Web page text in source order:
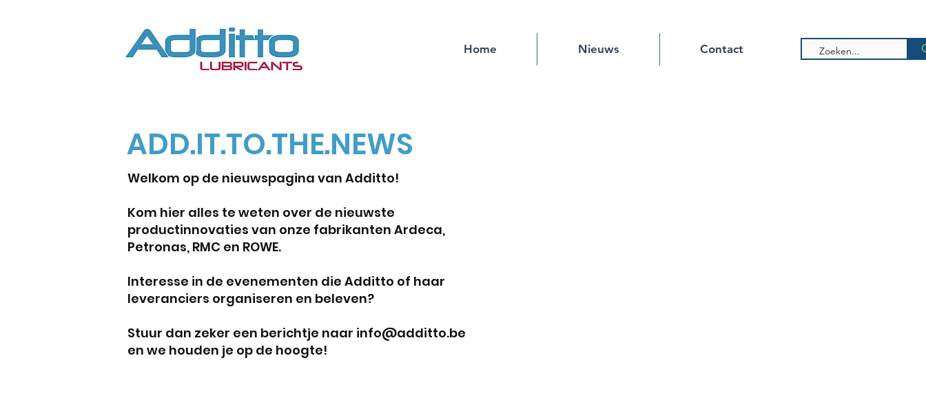
Home Nieuws Contact
ADD.IT.TO.THE.NEWS
Welkom op de nieuwspagina van Additto!
Kom hier alles te weten over de nieuwste
productinnovaties van onze fabrikanten Ardeca,
Petronas, RMC en ROWE.
Interesse in de evenementen die Additto of haar
leveranciers organiseren en beleven?
Stuur dan zeker een berichtje naar info@additto.be
en we houden je op de hoogte!